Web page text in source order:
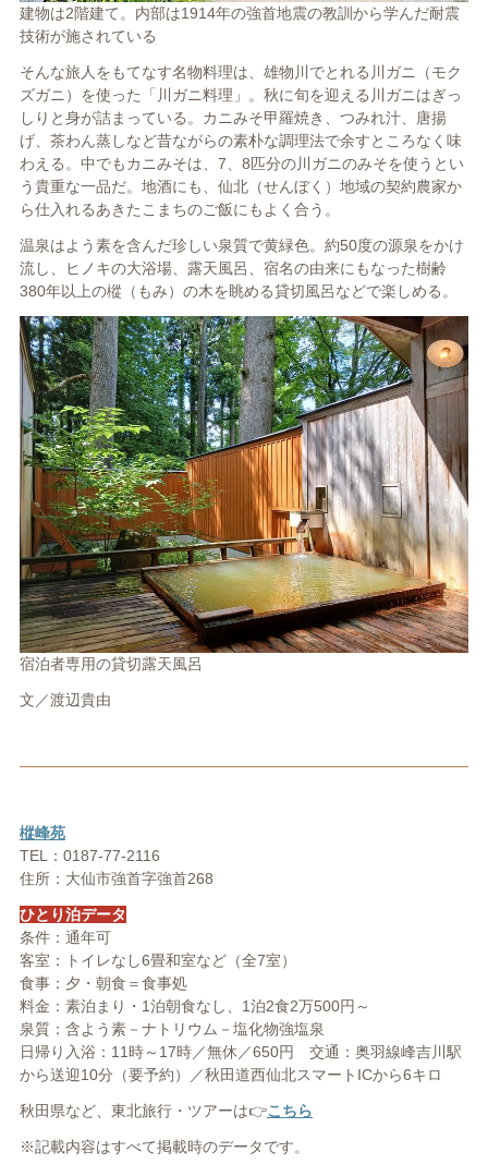
建物は2階建て。内部は1914年の強首地震の教訓から学んだ耐震
技術が施されている
そんな旅人をもてなす名物料理は、雄物川でとれる川ガニ（モク
ズガニ）を使った「川ガニ料理」。秋に旬を迎える川ガニはぎっ
しりと身が詰まっている。カニみそ甲羅焼き、つみれ汁、唐揚
げ、茶わん蒸しなど昔ながらの素朴な調理法で余すところなく味
わえる。中でもカニみそは、7、8匹分の川ガニのみそを使うとい
う貴重な一品だ。地酒にも、仙北（せんぼく）地域の契約農家か
ら仕入れるあきたこまちのご飯にもよく合う。
温泉はよう素を含んだ珍しい泉質で黄緑色。約50度の源泉をかけ
流し、ヒノキの大浴場、露天風呂、宿名の由来にもなった樹齢
380年以上の樅（もみ）の木を眺める貸切風呂などで楽しめる。
宿泊者専用の貸切露天風呂
文／渡辺貴由
樅峰苑
TEL：0187-77-2116
住所：大仙市強首字強首268
ひとり泊データ
条件：通年可
客室：トイレなし6畳和室など（全7室）
食事：夕・朝食＝食事処
料金：素泊まり・1泊朝食なし、1泊2食2万500円～
泉質：含よう素－ナトリウム－塩化物強塩泉
日帰り入浴：11時～17時／無休／650円 交通：奥羽線峰吉川駅
から送迎10分（要予約）／秋田道西仙北スマートICから6キロ
秋田県など、東北旅行・ツアーは👉こちら
※記載内容はすべて掲載時のデータです。